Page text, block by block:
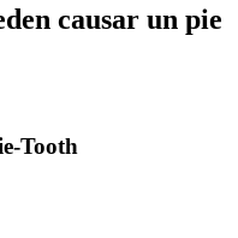
causar un pie
Tooth